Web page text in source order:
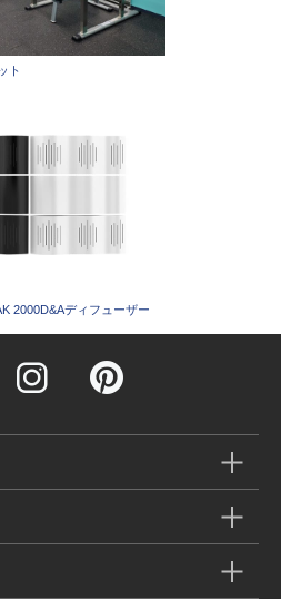
ト
2000D&Aディフューザー